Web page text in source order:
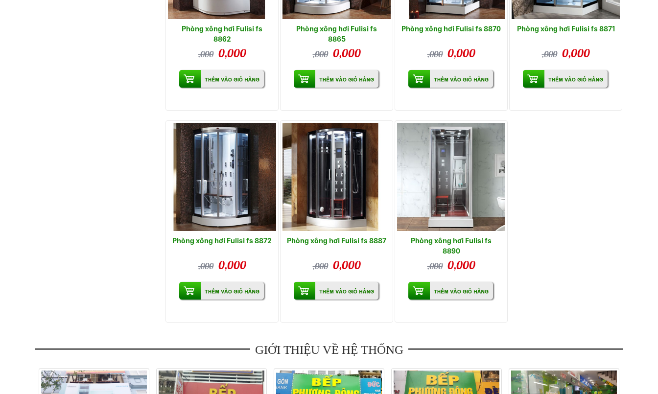
Phòng xông hơi Fulisi fs
8862
,000 0,000
Phòng xông hơi Fulisi fs
8865
,000 0,000
Phòng xông hơi Fulisi fs 8870
,000 0,000
Phòng xông hơi Fulisi fs 8871
,000 0,000
Phòng xông hơi Fulisi fs 8872
,000 0,000
Phòng xông hơi Fulisi fs 8887
,000 0,000
Phòng xông hơi Fulisi fs
8890
,000 0,000